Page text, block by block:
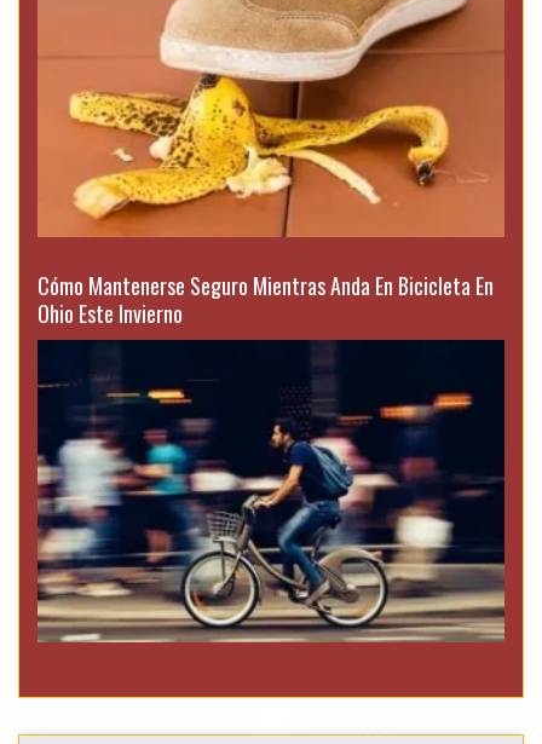
Cómo Mantenerse Seguro Mientras Anda En Bicicleta En
Ohio Este Invierno